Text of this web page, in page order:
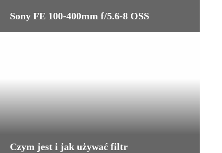
Sony FE 100-400mm f/5.6-8 OSS
Czym jest i jak używać filtr